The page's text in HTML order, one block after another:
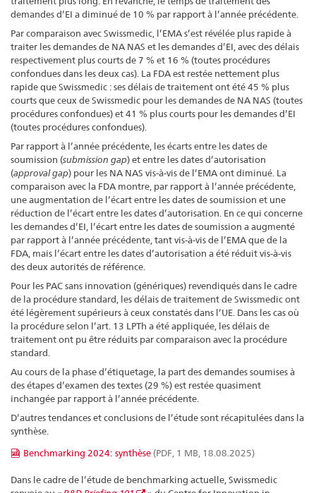
demandes d’EI a diminué de 10 % par rapport à l’année précédente.
Par comparaison avec Swissmedic, l’EMA s’est révélée plus rapide à
traiter les demandes de NA NAS et les demandes d’EI, avec des délais
respectivement plus courts de 7 % et 16 % (toutes procédures
confondues dans les deux cas). La FDA est restée nettement plus
rapide que Swissmedic : ses délais de traitement ont été 45 % plus
courts que ceux de Swissmedic pour les demandes de NA NAS (toutes
procédures confondues) et 41 % plus courts pour les demandes d’EI
(toutes procédures confondues).
Par rapport à l’année précédente, les écarts entre les dates de
soumission (submission gap) et entre les dates d’autorisation
(approval gap) pour les NA NAS vis-à-vis de l’EMA ont diminué. La
comparaison avec la FDA montre, par rapport à l’année précédente,
une augmentation de l’écart entre les dates de soumission et une
réduction de l’écart entre les dates d’autorisation. En ce qui concerne
les demandes d’EI, l’écart entre les dates de soumission a augmenté
par rapport à l’année précédente, tant vis-à-vis de l’EMA que de la
FDA, mais l’écart entre les dates d’autorisation a été réduit vis-à-vis
des deux autorités de référence.
Pour les PAC sans innovation (génériques) revendiqués dans le cadre
de la procédure standard, les délais de traitement de Swissmedic ont
été légèrement supérieurs à ceux constatés dans l’UE. Dans les cas où
la procédure selon l’art. 13 LPTh a été appliquée, les délais de
traitement ont pu être réduits par comparaison avec la procédure
standard.
Au cours de la phase d’étiquetage, la part des demandes soumises à
des étapes d’examen des textes (29 %) est restée quasiment
inchangée par rapport à l’année précédente.
D’autres tendances et conclusions de l’étude sont récapitulées dans la
synthèse.
Benchmarking 2024: synthèse (PDF, 1 MB, 18.08.2025)
Dans le cadre de l’étude de benchmarking actuelle, Swissmedic